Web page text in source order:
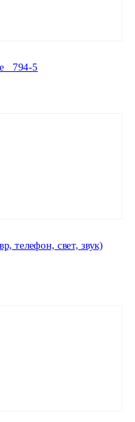
_794-5
телефон, свет, звук)